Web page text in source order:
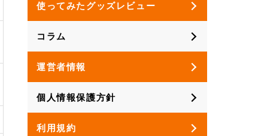
使ってみたグッズレビュー
コラム
運営者情報
個人情報保護方針
利用規約